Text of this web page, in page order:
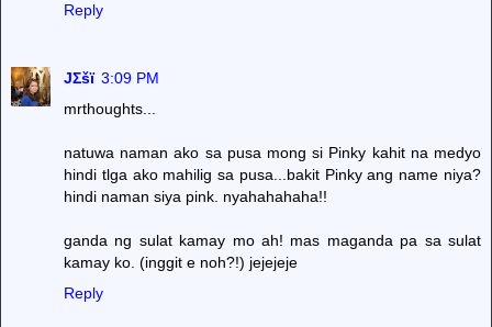
Reply
JΣšï 3:09 PM
mrthoughts...
natuwa naman ako sa pusa mong si Pinky kahit na medyo
hindi tlga ako mahilig sa pusa...bakit Pinky ang name niya?
hindi naman siya pink. nyahahahaha!!
ganda ng sulat kamay mo ah! mas maganda pa sa sulat
kamay ko. (inggit e noh?!) jejejeje
Reply